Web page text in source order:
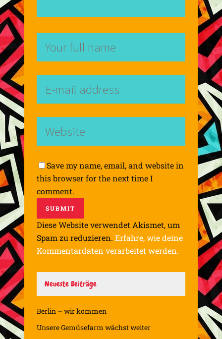
Save my name, email, and website in
this browser for the next time I
comment.
Diese Website verwendet Akismet, um
Spam zu reduzieren. Erfahre, wie deine
Kommentardaten verarbeitet werden.
Neueste Beiträge
Berlin – wir kommen
Unsere Gemüsefarm wächst weiter